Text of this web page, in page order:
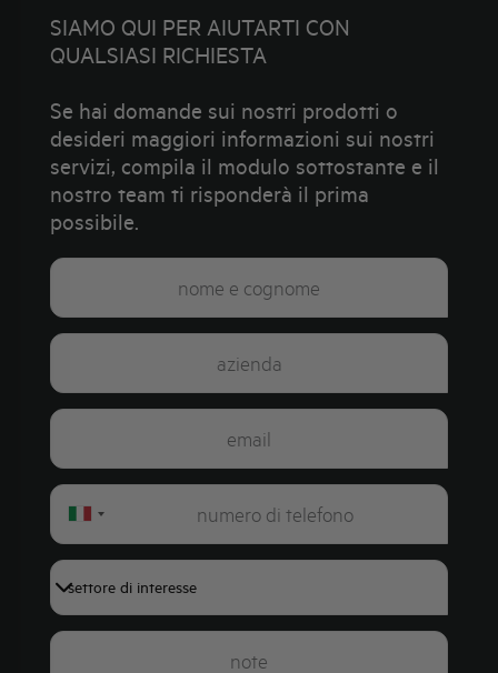
SIAMO QUI PER AIUTARTI CON
QUALSIASI RICHIESTA
Se hai domande sui nostri prodotti o
desideri maggiori informazioni sui nostri
servizi, compila il modulo sottostante e il
nostro team ti risponderà il prima
possibile.
Italy